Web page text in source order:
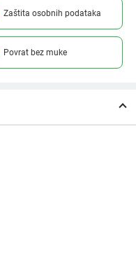
Zaštita osobnih podataka
Povrat bez muke